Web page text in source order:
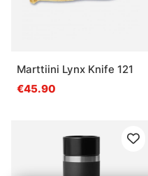
Marttiini Lynx Knife 121
€45.90